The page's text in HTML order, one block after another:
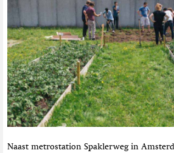
Naast metrostation Spaklerweg in